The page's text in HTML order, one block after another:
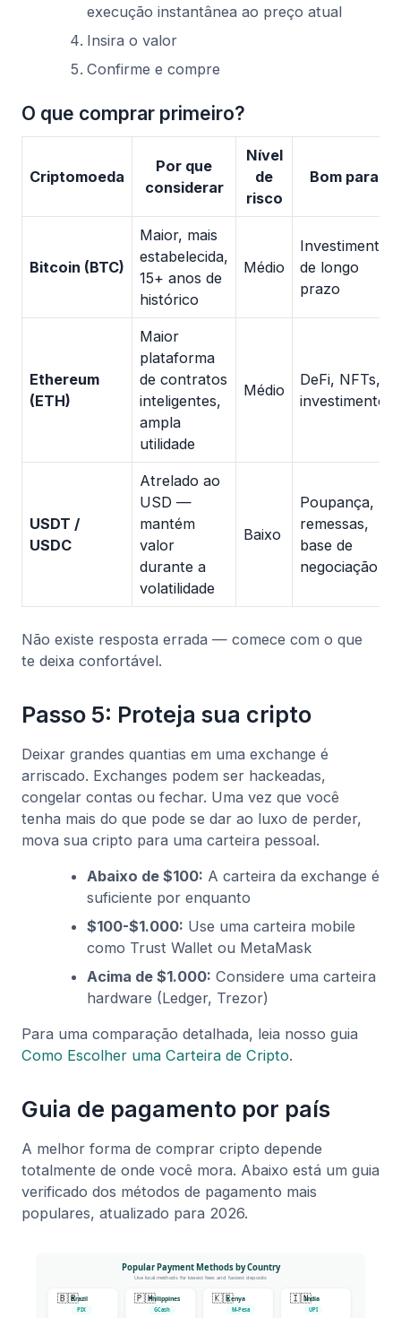
execução instantânea ao preço atual
Insira o valor
Confirme e compre
O que comprar primeiro?
Criptomoeda
Por que
considerar
Nível
de
risco
Bom para
Bitcoin (BTC)
Maior, mais
estabelecida,
15+ anos de
histórico
Médio
Investimento
de longo
prazo
Ethereum
(ETH)
Maior
plataforma
de contratos
inteligentes,
ampla
utilidade
Médio
DeFi, NFTs,
investimento
USDT /
USDC
Atrelado ao
USD —
mantém
valor
durante a
volatilidade
Baixo
Poupança,
remessas,
base de
negociação
Não existe resposta errada — comece com o que
te deixa confortável.
Passo 5: Proteja sua cripto
Deixar grandes quantias em uma exchange é
arriscado. Exchanges podem ser hackeadas,
congelar contas ou fechar. Uma vez que você
tenha mais do que pode se dar ao luxo de perder,
mova sua cripto para uma carteira pessoal.
Abaixo de $100: A carteira da exchange é
suficiente por enquanto
$100-$1.000: Use uma carteira mobile
como Trust Wallet ou MetaMask
Acima de $1.000: Considere uma carteira
hardware (Ledger, Trezor)
Para uma comparação detalhada, leia nosso guia
Como Escolher uma Carteira de Cripto.
Guia de pagamento por país
A melhor forma de comprar cripto depende
totalmente de onde você mora. Abaixo está um guia
verificado dos métodos de pagamento mais
populares, atualizado para 2026.